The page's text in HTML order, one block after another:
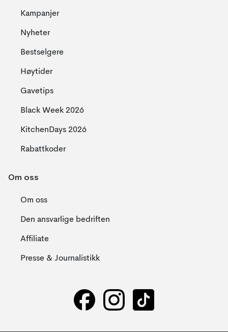
Kampanjer
Nyheter
Bestselgere
Høytider
Gavetips
Black Week 2026
KitchenDays 2026
Rabattkoder
Om oss
Om oss
Den ansvarlige bedriften
Affiliate
Presse & Journalistikk